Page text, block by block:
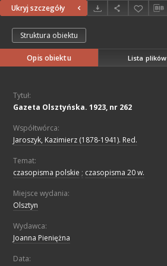
Ukryj szczegóły
Struktura obiektu
Opis obiektu Lista plików
Tytuł:
Gazeta Olsztyńska. 1923, nr 262
Współtwórca:
Jaroszyk, Kazimierz (1878-1941). Red.
Temat:
czasopisma polskie ; czasopisma 20 w.
Miejsce wydania:
Olsztyn
Wydawca:
Joanna Pieniężna
Data: